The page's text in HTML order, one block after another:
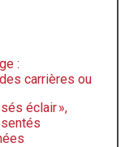
:
carrières ou
éclair »,